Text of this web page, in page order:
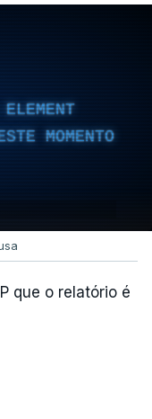
MOMENTO
que o relatório é